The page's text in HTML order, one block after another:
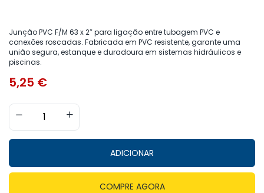
Junção PVC F/M 63 x 2″ para ligação entre tubagem PVC e
conexões roscadas. Fabricada em PVC resistente, garante uma
união segura, estanque e duradoura em sistemas hidráulicos e
piscinas.
5,25 €
ADICIONAR
COMPRE AGORA